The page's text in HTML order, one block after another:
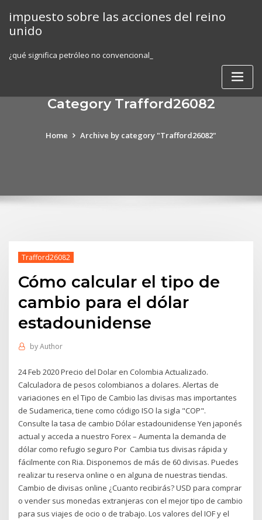
content
impuesto sobre las acciones del reino
unido
¿qué significa petróleo no convencional_
Category Trafford26082
Home Archive by category "Trafford26082"
Trafford26082
Cómo calcular el tipo de
cambio para el dólar
estadounidense
byAuthor
24 Feb 2020 Precio del Dolar en Colombia Actualizado.
Calculadora de pesos colombianos a dolares. Alertas de
variaciones en el Tipo de Cambio las divisas mas importantes
de Sudamerica, tiene como código ISO la sigla "COP".
Consulte la tasa de cambio Dólar estadounidense Yen japonés
actual y acceda a nuestro Forex – Aumenta la demanda de
dólar como refugio seguro Por Cambia tus divisas rápida y
fácilmente con Ria. Disponemos de más de 60 divisas. Puedes
realizar tu reserva online o en alguna de nuestras tiendas.
Cambio de divisas online ¿Cuanto recibirás? USD para comprar
o vender sus monedas extranjeras con el mejor tipo de cambio
para sus viajes de ocio o de trabajo. Los valores del IOF y el